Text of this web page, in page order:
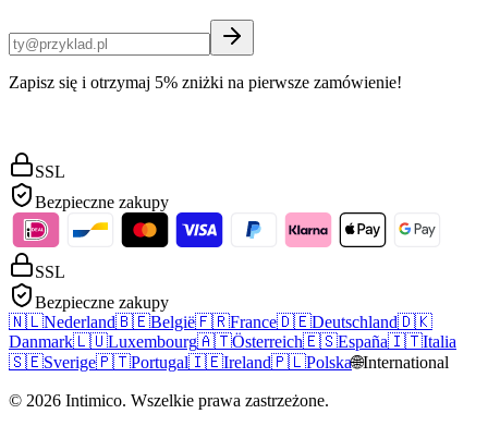
Zapisz się i otrzymaj 5% zniżki na pierwsze zamówienie!
SSL
Bezpieczne zakupy
SSL
Bezpieczne zakupy
🇳🇱Nederland🇧🇪België🇫🇷France🇩🇪Deutschland🇩🇰
Danmark🇱🇺Luxembourg🇦🇹Österreich🇪🇸España🇮🇹Italia
🇸🇪Sverige🇵🇹Portugal🇮🇪Ireland🇵🇱Polska🌐International
© 2026 Intimico. Wszelkie prawa zastrzeżone.